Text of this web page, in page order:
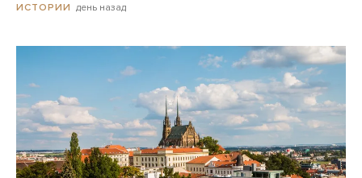
ИСТОРИИ день назад